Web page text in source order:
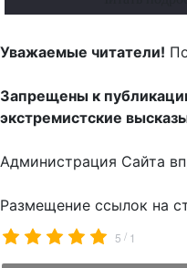
Уважаемые читатели!
Запрещены к
экстремистские
Администрация Сайта
Размещение ссылок на
5 / 1